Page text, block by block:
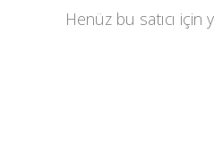
Henüz bu satıcı için